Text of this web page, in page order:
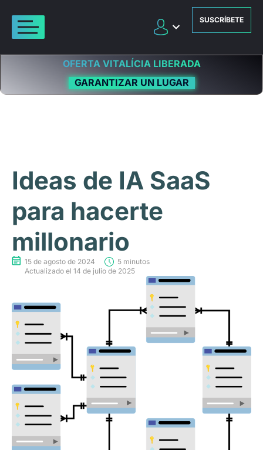
SUSCRÍBETE
OFERTA VITALÍCIA LIBERADA
GARANTIZAR UN LUGAR
Ideas de IA SaaS
para hacerte
millonario
15 de agosto de 2024
5 minutos
Actualizado el 14 de julio de 2025